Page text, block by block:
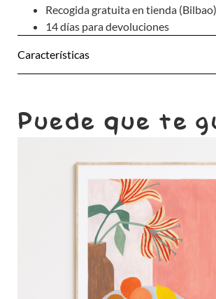
Recogida gratuita en tienda (Bilbao)
14 días para devoluciones
Características
Puede que te